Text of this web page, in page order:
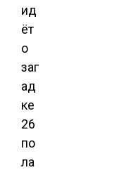
ид
ёт
о
заг
ад
ке
26
по
ла